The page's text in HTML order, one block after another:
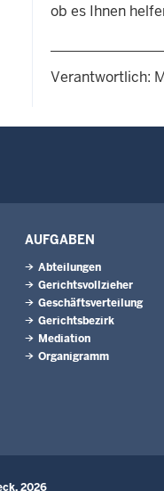
ob es Ihnen
Verantwortlich:
AUFGABEN
Abteilungen
Gerichtsvollzieher
Geschäftsverteilung
Gerichtsbezirk
Mediation
Organigramm
2026